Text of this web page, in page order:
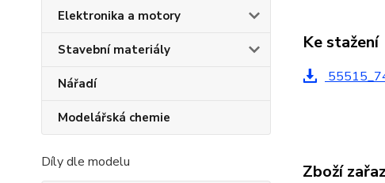
Elektronika a motory
Stavební materiály
Nářadí
Modelářská chemie
Díly dle modelu
Ke stažení
Zboží